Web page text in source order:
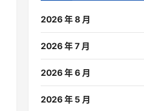
2026 年 8 月
2026 年 7 月
2026 年 6 月
2026 年 5 月